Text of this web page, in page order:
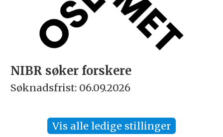
NIBR søker forskere
Søknadsfrist: 06.09.2026
Vis alle ledige stillinger